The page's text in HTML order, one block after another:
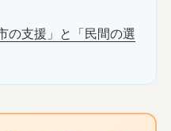
の支援」と「民間の選